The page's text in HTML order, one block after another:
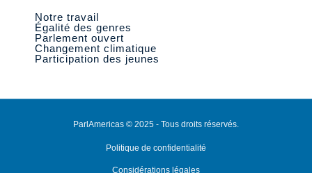
Notre travail
Égalité des genres
Parlement ouvert
Changement climatique
Participation des jeunes
ParlAmericas © 2025 - Tous droits réservés.
Politique de confidentialité
Considérations légales